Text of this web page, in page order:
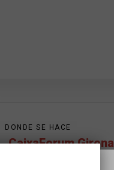
DONDE SE HACE
CaixaForum Girona